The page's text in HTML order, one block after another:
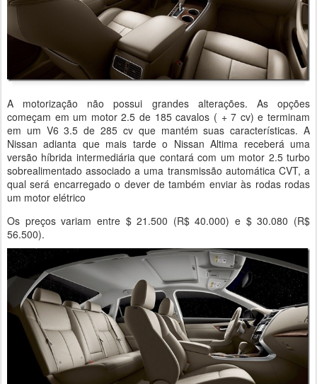
A motorização não possui grandes alterações. As opções
começam em um motor 2.5 de 185 cavalos ( + 7 cv) e terminam
em um V6 3.5 de 285 cv que mantém suas características. A
Nissan adianta que mais tarde o Nissan Altima receberá uma
versão híbrida intermediária que contará com um motor 2.5 turbo
sobrealimentado associado a uma transmissão automática CVT, a
qual será encarregado o dever de também enviar às rodas rodas
um motor elétrico
Os preços variam entre $ 21.500 (R$ 40.000) e $ 30.080 (R$
56.500).